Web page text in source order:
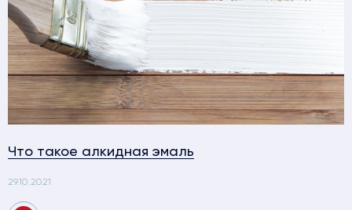
Что такое алкидная эмаль
29.10.2021